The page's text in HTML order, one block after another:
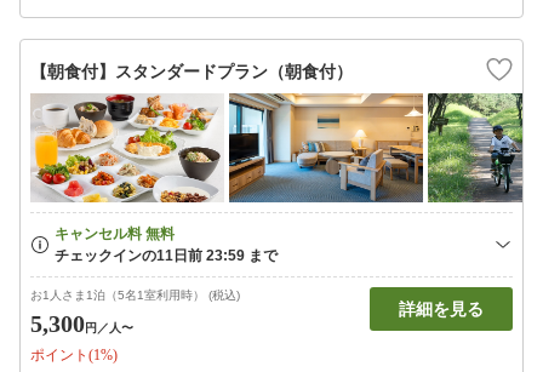
【朝食付】スタンダードプラン（朝食付）
お1人さま1泊（5名1室利用時） (税込)
5,300円 ／人〜
ポイント(1%)
詳細を見る